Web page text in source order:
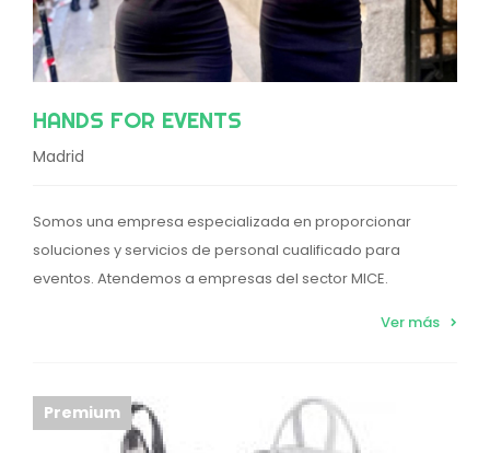
HANDS FOR EVENTS
Madrid
Somos una empresa especializada en proporcionar
soluciones y servicios de personal cualificado para
eventos. Atendemos a empresas del sector MICE.
Ver más
Premium